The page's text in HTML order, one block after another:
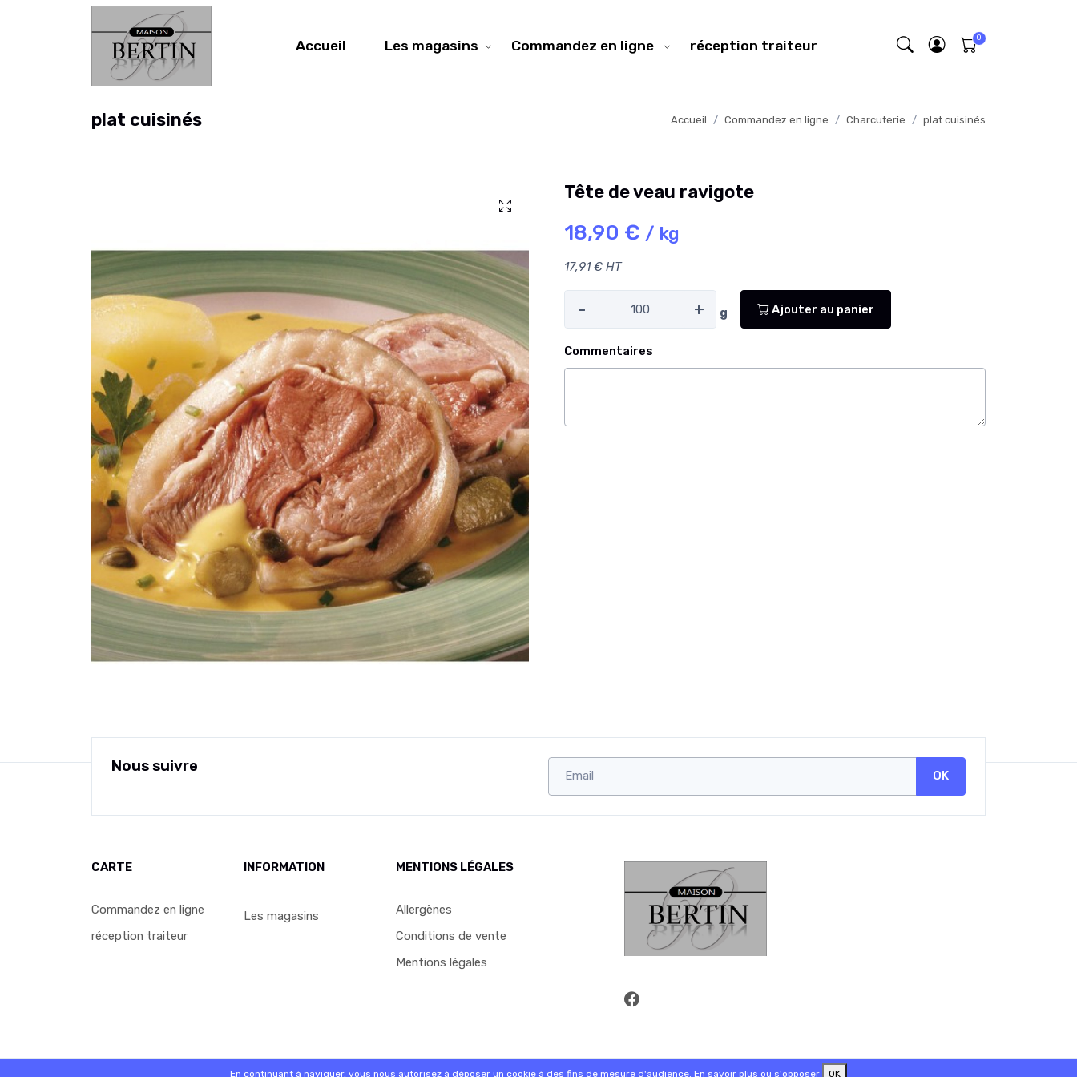
Accueil Les magasins Commandez en ligne réception traiteur
plat cuisinés Accueil Commandez en ligne Charcuterie plat cuisinés
Tête de veau ravigote
18,90 € / kg
17,91 € HT
- + g Ajouter au panier
Commentaires
Nous suivre
OK
CARTE
Commandez en ligne
réception traiteur
INFORMATION
Les magasins
MENTIONS LÉGALES
Allergènes
Conditions de vente
Mentions légales
SaasFood - Logiciel de gestion de commande sur internet et en magasin
En continuant à naviguer, vous nous autorisez à déposer un cookie à des fins de mesure d'audience. En savoir plus ou s'opposer OK